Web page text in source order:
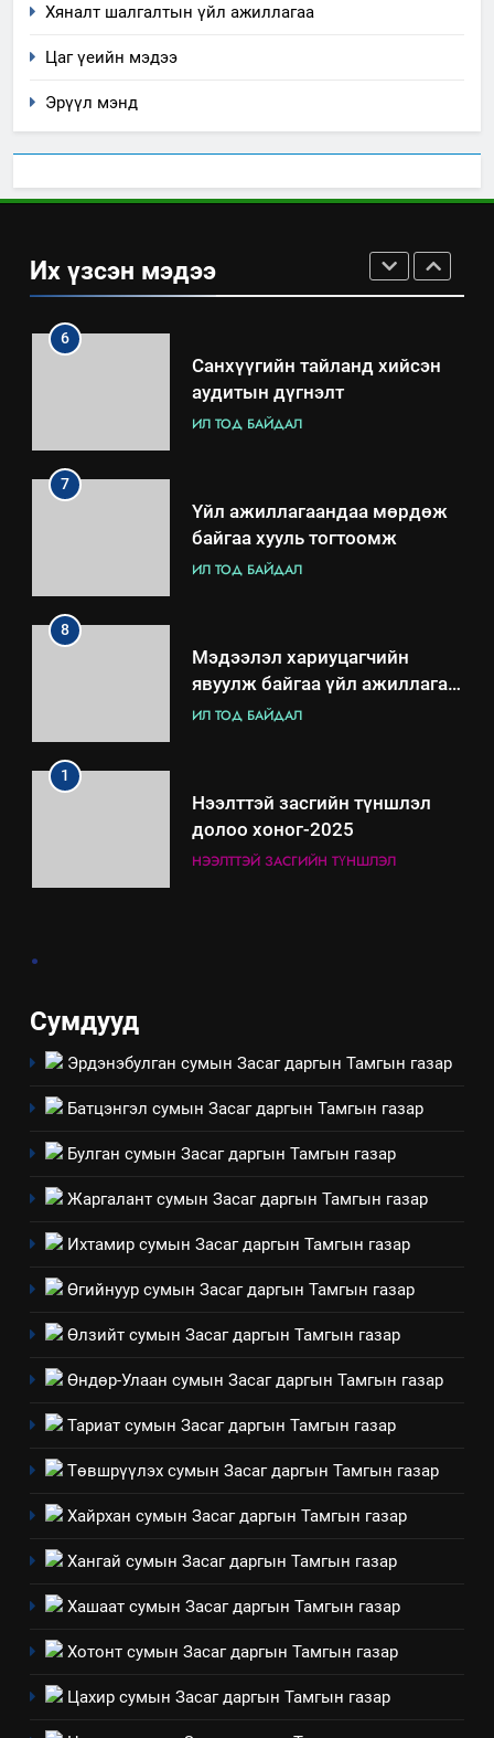
Хяналт шалгалтын үйл ажиллагаа
Цаг үеийн мэдээ
Эрүүл мэнд
Их үзсэн мэдээ
зөвлөлийн 2025 оны үйл
ажиллагааны жилийн
ТАЗ-ЫН САЛБАР ЗӨВЛӨЛ
5
салбар зөвлөл” аяны хүрээнд
зохион байгуулах арга
хэмжээний төлөвлөгөө
ТАЗ-ЫН САЛБАР ЗӨВЛӨЛ
6
Санхүүгийн тайланд хийсэн
аудитын дүгнэлт
ИЛ ТОД БАЙДАЛ
7
Үйл ажиллагаандаа мөрдөж
байгаа хууль тогтоомж
ИЛ ТОД БАЙДАЛ
8
Мэдээлэл хариуцагчийн
явуулж байгаа үйл ажиллагаа,
үйлдвэрлэл, үйлчилгээ,
үзүүлэх буюу үзүүлж байгаа
нөлөөллийн талаарх
мэдээлэл
ИЛ ТОД БАЙДАЛ
1
Нээлттэй засгийн түншлэл
долоо хоног-2025
НЭЭЛТТЭЙ ЗАСГИЙН ТҮНШЛЭЛ
3
Төрийн албаны зөвлөлийн
зөвлөлийн 2025 оны үйл
төлөвлөгөө
ТАЗ-ЫН САЛБАР ЗӨВЛӨЛ
“Шинэтгэлээр түүчээлсэн
зохион байгуулах арга
хэмжээний төлөвлөгөө
6
Санхүүгийн тайланд хийсэн
аудитын дүгнэлт
7
байгаа хууль тогтоомж
.
Сумдууд
Эрдэнэбулган сумын Засаг даргын Тамгын газар
Батцэнгэл сумын Засаг даргын Тамгын газар
Булган сумын Засаг даргын Тамгын газар
Жаргалант сумын Засаг даргын Тамгын газар
Ихтамир сумын Засаг даргын Тамгын газар
Өгийнуур сумын Засаг даргын Тамгын газар
Өлзийт сумын Засаг даргын Тамгын газар
Өндөр-Улаан сумын Засаг даргын Тамгын газар
Тариат сумын Засаг даргын Тамгын газар
Төвшрүүлэх сумын Засаг даргын Тамгын газар
Хайрхан сумын Засаг даргын Тамгын газар
Хангай сумын Засаг даргын Тамгын газар
Хашаат сумын Засаг даргын Тамгын газар
Хотонт сумын Засаг даргын Тамгын газар
Цахир сумын Засаг даргын Тамгын газар